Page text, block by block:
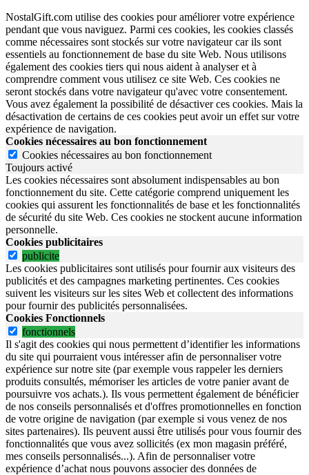
NostalGift.com utilise des cookies pour améliorer votre expérience
pendant que vous naviguez. Parmi ces cookies, les cookies classés
comme nécessaires sont stockés sur votre navigateur car ils sont
essentiels au fonctionnement de base du site Web. Nous utilisons
également des cookies tiers qui nous aident à analyser et à
comprendre comment vous utilisez ce site Web. Ces cookies ne
seront stockés dans votre navigateur qu'avec votre consentement.
Vous avez également la possibilité de désactiver ces cookies. Mais la
désactivation de certains de ces cookies peut avoir un effet sur votre
expérience de navigation.
Cookies nécessaires au bon fonctionnement
Cookies nécessaires au bon fonctionnement
Toujours activé
Les cookies nécessaires sont absolument indispensables au bon
fonctionnement du site. Cette catégorie comprend uniquement les
cookies qui assurent les fonctionnalités de base et les fonctionnalités
de sécurité du site Web. Ces cookies ne stockent aucune information
personnelle.
Cookies publicitaires
publicite
Les cookies publicitaires sont utilisés pour fournir aux visiteurs des
publicités et des campagnes marketing pertinentes. Ces cookies
suivent les visiteurs sur les sites Web et collectent des informations
pour fournir des publicités personnalisées.
Cookies Fonctionnels
fonctionnels
Il s'agit des cookies qui nous permettent d’identifier les informations
du site qui pourraient vous intéresser afin de personnaliser votre
expérience sur notre site (par exemple vous rappeler les derniers
produits consultés, mémoriser les articles de votre panier avant de
poursuivre vos achats.). Ils vous permettent également de bénéficier
de nos conseils personnalisés et d'offres promotionnelles en fonction
de votre origine de navigation (par exemple si vous venez de nos
sites partenaires). Ils peuvent aussi être utilisés pour vous fournir des
fonctionnalités que vous avez sollicités (ex mon magasin préféré,
mes conseils personnalisés...). Afin de personnaliser votre
expérience d’achat nous pouvons associer des données de